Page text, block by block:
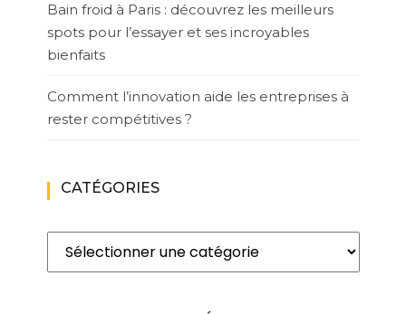
Bain froid à Paris : découvrez les meilleurs
spots pour l’essayer et ses incroyables
bienfaits
Comment l’innovation aide les entreprises à
rester compétitives ?
CATÉGORIES
Catégories